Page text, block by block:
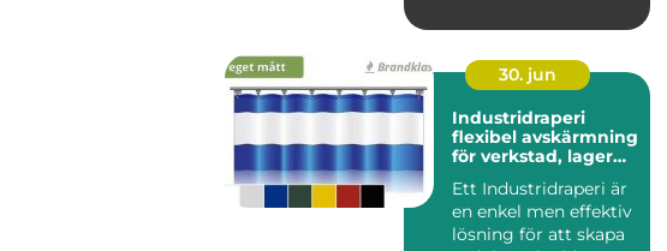
30. jun
Industridraperi
flexibel avskärmning
för verkstad, lager
Ett Industridraperi är
en enkel men effektiv
lösning för att skapa